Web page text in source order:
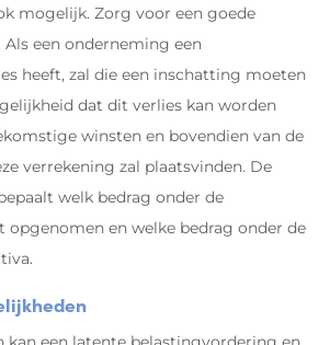
mogelijk. Zorg voor een goede
een onderneming een
heeft, zal die een inschatting moeten
dat dit verlies kan worden
winsten en bovendien van de
verrekening zal plaatsvinden. De
welk bedrag onder de
en welke bedrag onder de